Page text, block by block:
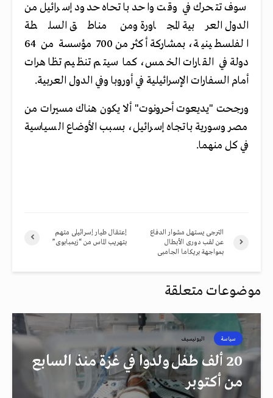
سوف تتحرك في وقت واحد باتحاه حدود إسرائيل من
الدول العربية المجاورة ومن مناطق السلطة
الفلسطينية، بمشاركة أكثر من 700 مؤسسة من 64
دولة في القارات الخمس، كما سيتم تنظيم تظاهرات
أمام السفارات الإسرائيلية في أوروبا وفي الدول العربية.
ورجحت "يديعوت أحرونوت" ألا يكون هناك مسيرات من
مصر وسورية باتجاه إسرائيل، بسبب الأوضاع السياسية
في كل منهما.
إعتقال طيار إسرائيلى متهم
بتهريب الماس من “زيمبابوى”
الترجى يستهل مشوار الدفاع
عن لقب دورى الأبطال
بمواجهة بريكاما الجامبى
موضوعات متعلقة
سياسة اليونيسيف
20 ألف طفل ولدوا في غزة منذ السابع
من أكتوبر